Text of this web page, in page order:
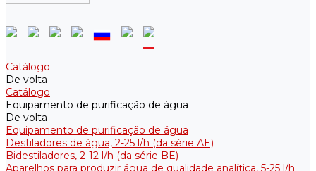
Catálogo
De volta
Catálogo
Equipamento de purificação de água
De volta
Equipamento de purificação de água
Destiladores de água, 2-25 l/h (da série АE)
Bidestiladores, 2-12 l/h (da série BE)
Aparelhos para produzir água de qualidade analítica, 5-25 l/h